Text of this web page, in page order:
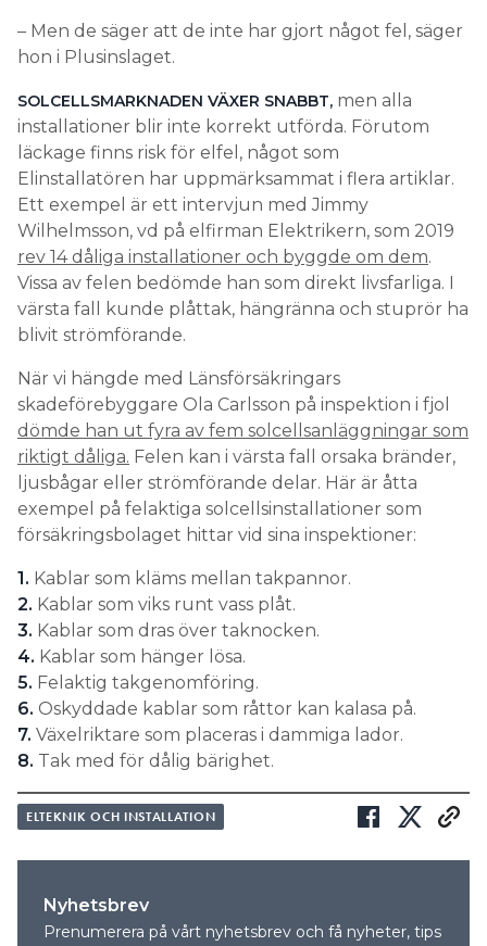
– Men de säger att de inte har gjort något fel, säger
hon i Plusinslaget.
SOLCELLSMARKNADEN VÄXER SNABBT, men alla
installationer blir inte korrekt utförda. Förutom
läckage finns risk för elfel, något som
Elinstallatören har uppmärksammat i flera artiklar.
Ett exempel är ett intervjun med Jimmy
Wilhelmsson, vd på elfirman Elektrikern, som 2019
rev 14 dåliga installationer och byggde om dem.
Vissa av felen bedömde han som direkt livsfarliga. I
värsta fall kunde plåttak, hängränna och stuprör ha
blivit strömförande.
När vi hängde med Länsförsäkringars
skadeförebyggare Ola Carlsson på inspektion i fjol
dömde han ut fyra av fem solcellsanläggningar som
riktigt dåliga. Felen kan i värsta fall orsaka bränder,
ljusbågar eller strömförande delar. Här är åtta
exempel på felaktiga solcellsinstallationer som
försäkringsbolaget hittar vid sina inspektioner:
1. Kablar som kläms mellan takpannor.
2. Kablar som viks runt vass plåt.
3. Kablar som dras över taknocken.
4. Kablar som hänger lösa.
5. Felaktig takgenomföring.
6. Oskyddade kablar som råttor kan kalasa på.
7. Växelriktare som placeras i dammiga lador.
8. Tak med för dålig bärighet.
ELTEKNIK OCH INSTALLATION
Nyhetsbrev
Prenumerera på vårt nyhetsbrev och få nyheter, tips